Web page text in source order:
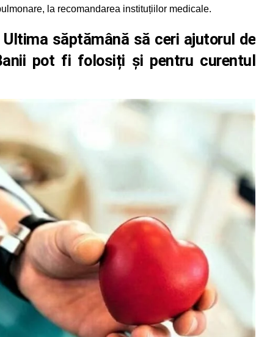
la recomandarea instituțiilor medicale.
săptămână să ceri ajutorul de
pot fi folosiți și pentru curentul